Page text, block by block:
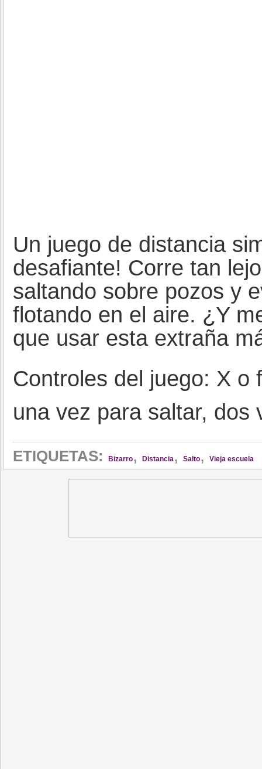
Un juego de distancia
desafiante! Corre tan
saltando sobre pozos y
flotando en el aire. ¿Y
que usar esta extraña
Controles del juego: X o
una vez para saltar, dos
ETIQUETAS: Bizarro, Distancia, Salto, Vieja escuela